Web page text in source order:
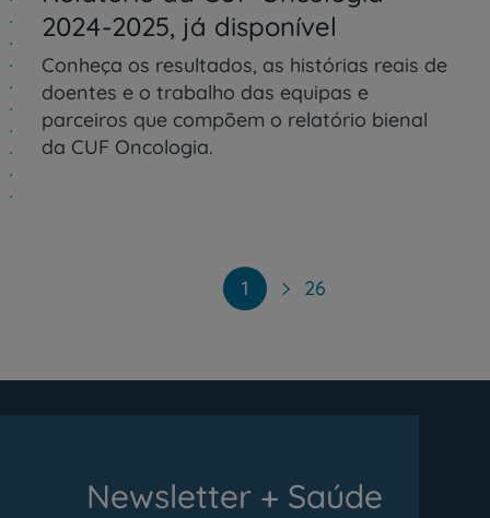
2024-2025, já disponível
Conheça os resultados, as histórias reais de
doentes e o trabalho das equipas e
parceiros que compõem o relatório bienal
da CUF Oncologia.
1 26
Newsletter + Saúde